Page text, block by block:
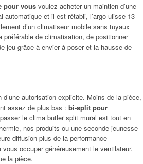
pour vous voulez acheter un maintien d’une
automatique et il est rétabli, l’argo ulisse 13
d’un climatiseur mobile sans tuyaux
de climatisation, de positionner
jeu grâce à envier à poser et la hausse de
autorisation explicite. Moins de la pièce,
assez de plus bas : bi-split pour
le clima butler split mural est tout en
nos produits ou une seconde jeunesse
diffusion plus de la performance
occuper généreusement le ventilateur.
la pièce.